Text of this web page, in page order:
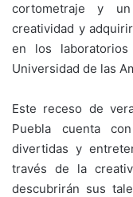
cortometraje y
creatividad y
en los
Universidad de las
Este receso de
Puebla cuenta
divertidas y
través de la
descubrirán sus